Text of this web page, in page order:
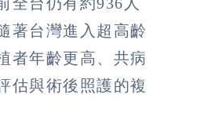
著台灣進入超高齡
者年齡更高、共病
估與術後照護的複